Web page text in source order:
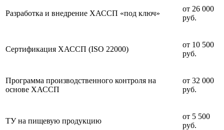
Разработка и внедрение ХАССП «под ключ»
от 26 000
руб.
Сертификация ХАССП (ISO 22000)
от 10 500
руб.
Программа производственного контроля на
основе ХАССП
от 32 000
руб.
ТУ на пищевую продукцию
от 5 500
руб.